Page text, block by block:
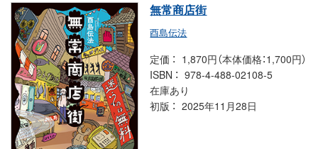
無常商店街
酉島伝法
定価
1,870円（本体価格：1,700円）
ISBN
978-4-488-02108-5
在庫あり
初版
2025年11月28日